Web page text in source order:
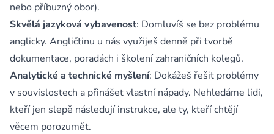
nebo příbuzný obor).
Skvělá jazyková vybavenost: Domluvíš se bez problému
anglicky. Angličtinu u nás využiješ denně při tvorbě
dokumentace, poradách i školení zahraničních kolegů.
Analytické a technické myšlení: Dokážeš řešit problémy
v souvislostech a přinášet vlastní nápady. Nehledáme lidi,
kteří jen slepě následují instrukce, ale ty, kteří chtějí
věcem porozumět.